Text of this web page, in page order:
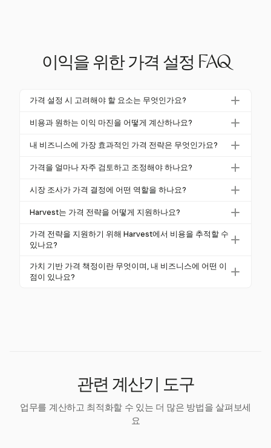
이익을 위한 가격 설정 FAQ
가격 설정 시 고려해야 할 요소는 무엇인가요?
가격을 설정할 때는 생산 및 운영 비용, 시장 수요, 경쟁
러한 요소는 최저 및 상한 가격을 결정하는 데 도움이
비용과 원하는 이익 마진을 어떻게 계산하나요?
모든 생산 및 운영 비용을 계산하여 최저 가격을 결정
수익성과 같은 비즈니스 목표와 일치시킵니다. Harvest
지원합니다.
내 비즈니스에 가장 효과적인 가격 전략은 무엇인가요?
효과적인 가격 전략에는 비용 가산, 가치 기반, 동적 및
및 비즈니스 목표에 따라 달라집니다. Harvest는 이러
가격을 얼마나 자주 검토하고 조정해야 하나요?
가격을 정기적으로 검토하고 조정해야 하며, 특히 비
합니다. Harvest의 상세 보고서는 수익성을 유지하기
있습니다.
시장 조사가 가격 결정에 어떤 역할을 하나요?
시장 조사는 고객 세그먼트, 인식된 가치 및 가격 민감
을 설정하는 데 필수적입니다. 이러한 통찰력을 활용하
여 가격 전략을 효과적으로 조정하세요.
Harvest는 가격 전략을 어떻게 지원하나요?
Harvest는 프로젝트 비용 추적 및 상세 보고서를 제공
하여 비용 및 수익성에 대한 통찰력을 제공합니다. 이
격을 설정하는 데 도움을 줍니다.
가격 전략을 지원하기 위해 Harvest에서 비용을 추적할 수
있나요?
네, Harvest는 영수증 캡처를 통해 비용을 추적할 수 있
어 프로젝트 비용을 더 잘 이해할 수 있도록 도와줍니
가치 기반 가격 책정이란 무엇이며, 내 비즈니스에 어떤 이
점이 있나요?
관련 계산기 도구
업무를 계산하고 최적화할 수 있는 더 많은 방법을 살펴보세
요